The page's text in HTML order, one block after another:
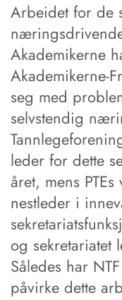
Arbeidet for de
Akademikerne
Akademikerne-
seg med
selvstendig
leder for dette
året, mens
nestleder i
og sekretariatet
Således har
påvirke dette